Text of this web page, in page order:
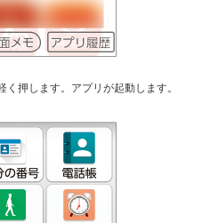
押します。アプリが起動します。